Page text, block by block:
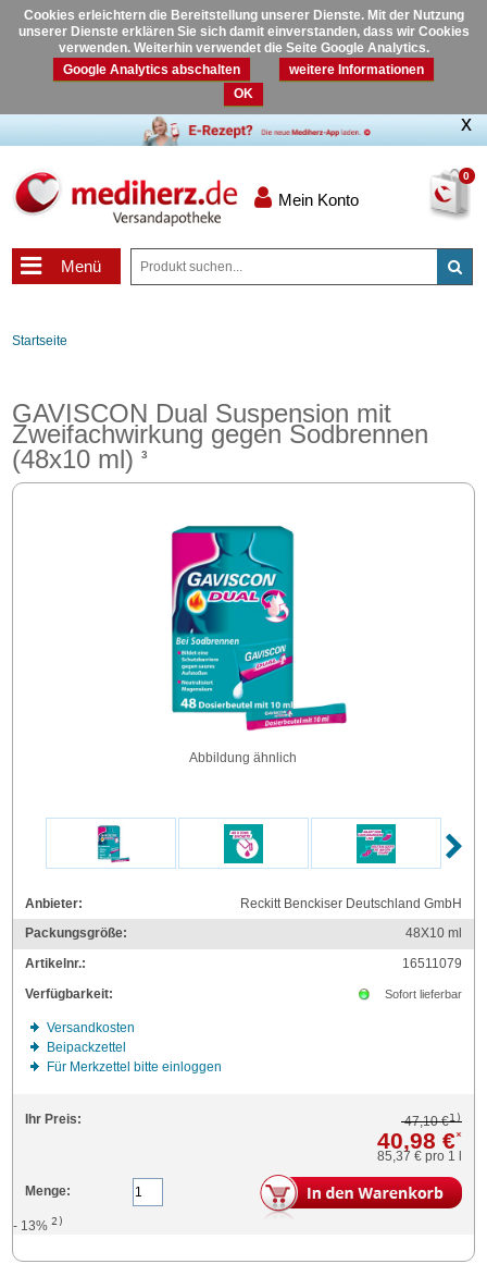
Cookies erleichtern die Bereitstellung unserer Dienste. Mit der Nutzung
unserer Dienste erklären Sie sich damit einverstanden, dass wir Cookies
verwenden. Weiterhin verwendet die Seite Google Analytics.
Google Analytics abschalten
weitere Informationen
OK
0
Mein Konto
Menü
Startseite
GAVISCON Dual Suspension mit
Zweifachwirkung gegen Sodbrennen
(48x10 ml)3
Abbildung ähnlich
Anbieter:
Reckitt Benckiser Deutschland GmbH
Packungsgröße:
48X10ml
Artikelnr.:
16511079
Verfügbarkeit:
Sofort lieferbar
Versandkosten
Beipackzettel
Für Merkzettel bitte einloggen
Ihr Preis: 47,10 €1)
40,98 €*
85,37 € pro 1 l
Menge:
- 13%2)